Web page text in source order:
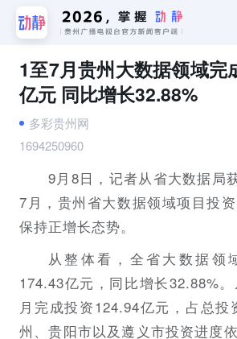
1至7月贵州大数据领域完
亿元 同比增长32.88%
多彩贵州网
1694250960
9月8日，记者从省大数据局
7月，贵州省大数据领域项目投
保持正增长态势。
从整体看，全省大数据领
174.43亿元，同比增长32.88%
月完成投资124.94亿元，占总投
州、贵阳市以及遵义市投资进度